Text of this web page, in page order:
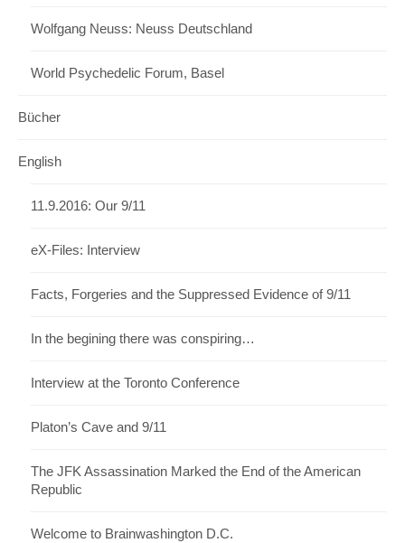
Wolfgang Neuss: Neuss Deutschland
World Psychedelic Forum, Basel
Bücher
English
11.9.2016: Our 9/11
eX-Files: Interview
Facts, Forgeries and the Suppressed Evidence of 9/11
In the begining there was conspiring…
Interview at the Toronto Conference
Platon’s Cave and 9/11
The JFK Assassination Marked the End of the American
Republic
Welcome to Brainwashington D.C.